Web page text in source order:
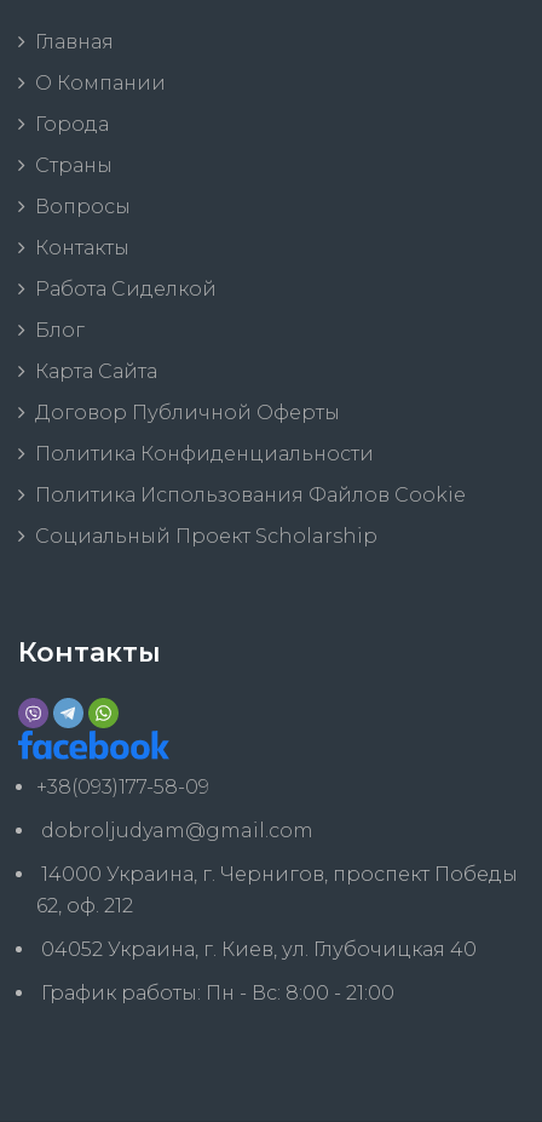
Главная
О Компании
Города
Страны
Вопросы
Контакты
Работа Сиделкой
Блог
Карта Сайта
Договор Публичной Оферты
Политика Конфиденциальности
Политика Использования Файлов Cookie
Социальный Проект Scholarship
Контакты
+38(093)177-58-09
dobroljudyam@gmail.com
14000 Украина, г. Чернигов, проспект Победы
62, оф. 212
04052 Украина, г. Киев, ул. Глубочицкая 40
График работы: Пн - Вс: 8:00 - 21:00